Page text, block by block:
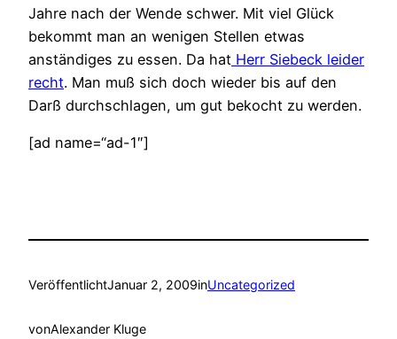
Jahre nach der Wende schwer. Mit viel Glück
bekommt man an wenigen Stellen etwas
anständiges zu essen. Da hat Herr Siebeck leider
recht. Man muß sich doch wieder bis auf den
Darß durchschlagen, um gut bekocht zu werden.
[ad name=“ad-1″]
VeröffentlichtJanuar 2, 2009inUncategorized
vonAlexander Kluge